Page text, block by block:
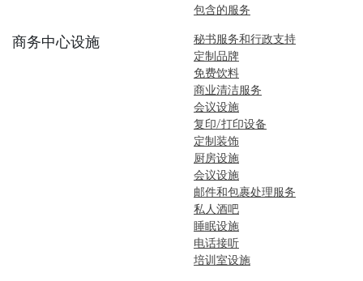
包含的服务
商务中心设施
秘书服务和行政支持
定制品牌
免费饮料
商业清洁服务
会议设施
复印/打印设备
定制装饰
厨房设施
会议设施
邮件和包裹处理服务
私人酒吧
睡眠设施
电话接听
培训室设施